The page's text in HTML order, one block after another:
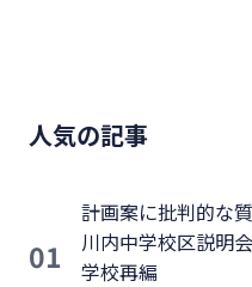
人気の記事
01
計画案に批判的な
川内中学校区説明
学校再編